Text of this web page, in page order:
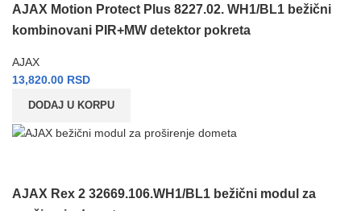
AJAX Motion Protect Plus 8227.02. WH1/BL1 bežični
kombinovani PIR+MW detektor pokreta
AJAX
13,820.00 RSD
DODAJ U KORPU
AJAX Rex 2 32669.106.WH1/BL1 bežični modul za